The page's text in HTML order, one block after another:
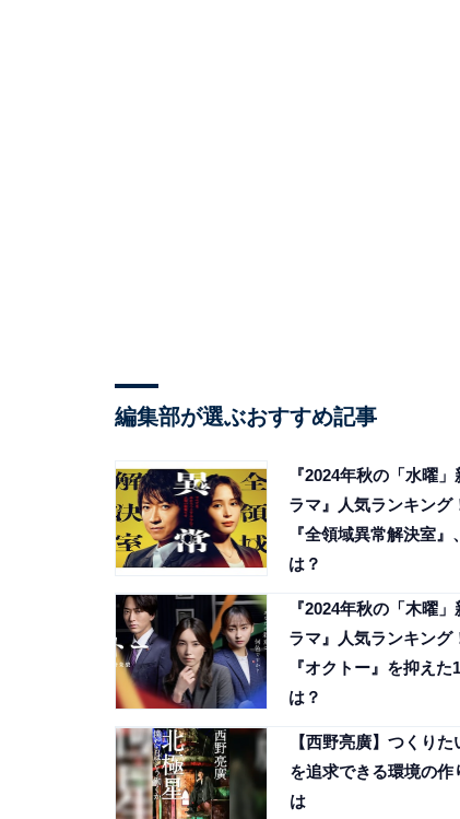
編集部が選ぶおすすめ記事
『2024年秋の「水曜」
ラマ』人気ランキング
『全領域異常解決室』
は？
『2024年秋の「木曜」
ラマ』人気ランキング
『オクトー』を抑えた
は？
【西野亮廣】つくりた
を追求できる環境の作
は